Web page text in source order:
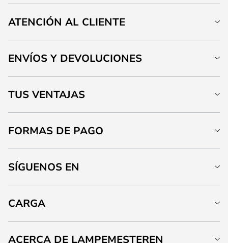
ATENCIÓN AL CLIENTE
ENVÍOS Y DEVOLUCIONES
TUS VENTAJAS
FORMAS DE PAGO
SÍGUENOS EN
CARGA
ACERCA DE LAMPEMESTEREN